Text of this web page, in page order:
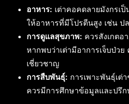
อาหาร: เต่าคอคดลายมังกรเ
ให้อาหารที่มีโปรตีนสูง เช่น ป
การดูแลสุขภาพ: ควรสังเกตอ
หากพบว่าเต่ามีอาการเจ็บป่ว
เชี่ยวชาญ
การสืบพันธุ์: การเพาะพันธุ์เต่
ควรมีการศึกษาข้อมูลและปรึ